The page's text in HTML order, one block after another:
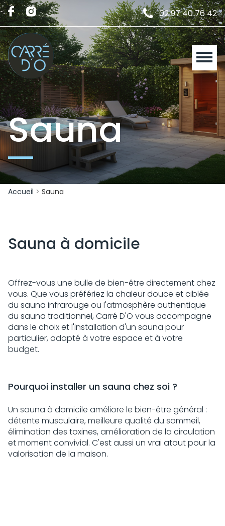
02 97 40 76 42
Sauna
Accueil > Sauna
Sauna à domicile
Offrez-vous une bulle de bien-être directement chez
vous. Que vous préfériez la chaleur douce et ciblée
du sauna infrarouge ou l'atmosphère authentique
du sauna traditionnel, Carré D'O vous accompagne
dans le choix et l'installation d'un sauna pour
particulier, adapté à votre espace et à votre
budget.
Pourquoi installer un sauna chez soi ?
Un sauna à domicile améliore le bien-être général :
détente musculaire, meilleure qualité du sommeil,
élimination des toxines, amélioration de la circulation
et moment convivial. C'est aussi un vrai atout pour la
valorisation de la maison.